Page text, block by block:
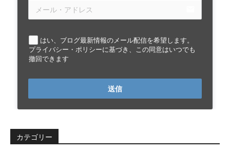
はい、ブログ最新情報のメール配信を希望します。
プライバシー・ポリシーに基づき、この同意はいつでも
撤回できます
送信
カテゴリー